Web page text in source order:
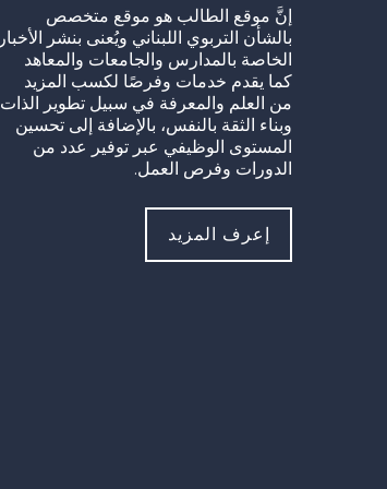
إنَّ موقع الطالب هو موقع متخصص
بالشأن التربوي اللبناني ويُعنى بنشر الأخبار
الخاصة بالمدارس والجامعات والمعاهد
كما يقدم خدمات وفرصًا لكسب المزيد
من العلم والمعرفة في سبيل تطوير الذات
وبناء الثقة بالنفس، بالإضافة إلى تحسين
المستوى الوظيفي عبر توفير عدد من
الدورات وفرص العمل.
إعرف المزيد